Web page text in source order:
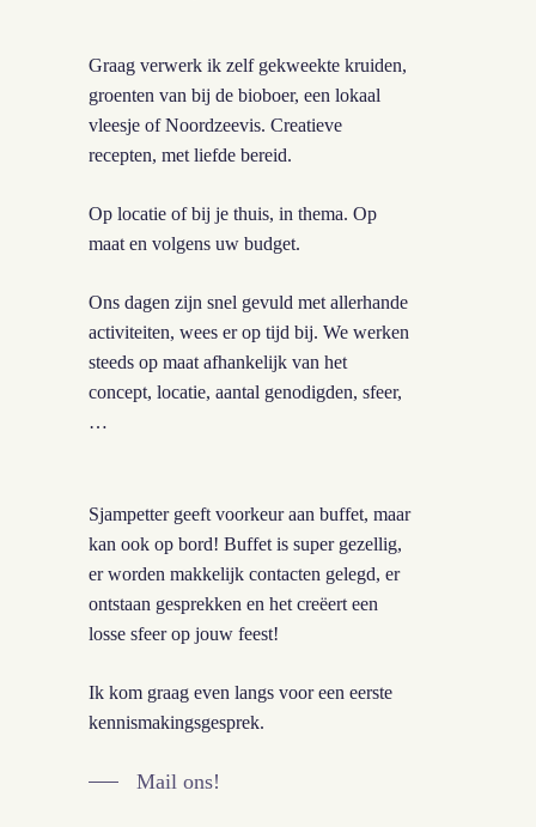
Graag verwerk ik zelf gekweekte kruiden,
groenten van bij de bioboer, een lokaal
vleesje of Noordzeevis. Creatieve
recepten, met liefde bereid.
Op locatie of bij je thuis, in thema. Op
maat en volgens uw budget.
Ons dagen zijn snel gevuld met allerhande
activiteiten, wees er op tijd bij. We werken
steedsop maat afhankelijk van het
concept, locatie, aantal genodigden, sfeer,
…
Sjampetter geeft voorkeur aanbuffet, maar
kan ook op bord! Buffet is super gezellig,
er worden makkelijk contacten gelegd, er
ontstaan gesprekken en het creëert een
losse sfeer op jouw feest!
Ik kom graag even langs voor een eerste
kennismakingsgesprek.
Mail ons!